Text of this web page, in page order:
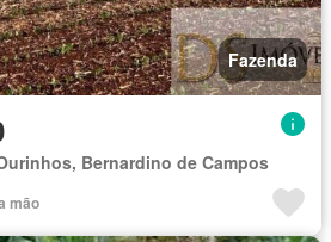
Fazenda
Bernardino de Campos
mão